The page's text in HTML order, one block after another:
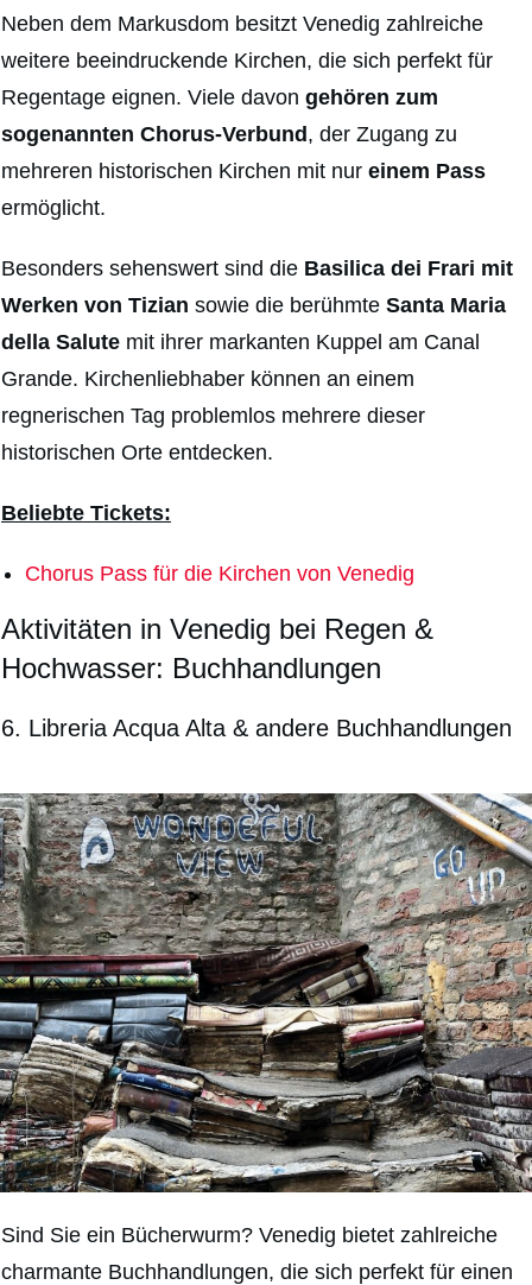
Neben dem Markusdom besitzt Venedig zahlreiche
weitere beeindruckende Kirchen, die sich perfekt für
Regentage eignen. Viele davon gehören zum
sogenannten Chorus-Verbund, der Zugang zu
mehreren historischen Kirchen mit nur einem Pass
ermöglicht.
Besonders sehenswert sind die Basilica dei Frari mit
Werken von Tizian sowie die berühmte Santa Maria
della Salute mit ihrer markanten Kuppel am Canal
Grande. Kirchenliebhaber können an einem
regnerischen Tag problemlos mehrere dieser
historischen Orte entdecken.
Beliebte Tickets:
Chorus Pass für die Kirchen von Venedig
Aktivitäten in Venedig bei Regen &
Hochwasser: Buchhandlungen
6. Libreria Acqua Alta & andere Buchhandlungen
Sind Sie ein Bücherwurm? Venedig bietet zahlreiche
charmante Buchhandlungen, die sich perfekt für einen